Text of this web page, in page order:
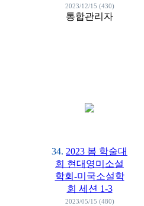
2023/12/15 (430)
통합관리자
34. 2023 봄 학술대
회 현대영미소설
학회-미국소설학
회 세션 1-3
2023/05/15 (480)